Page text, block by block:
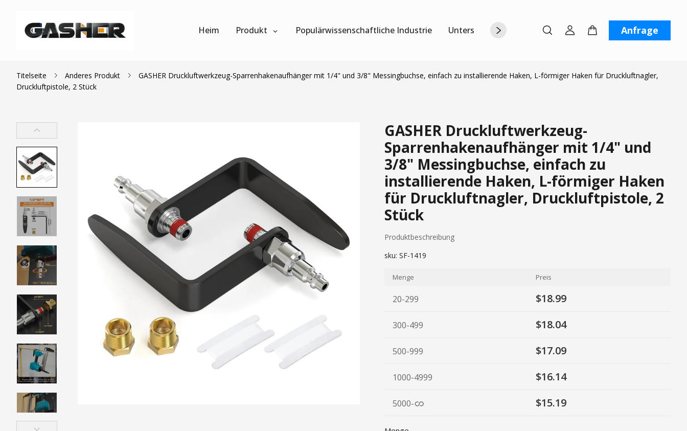
Heim Produkt Populärwissenschaftliche Industrie Unterstützung Über uns Kontaktiere unsAnfrage
Titelseite Anderes Produkt
GASHER Druckluftwerkzeug-Sparrenhakenaufhänger mit 1/4" und 3/8" Messingbuchse, einfach zu installierende Haken, L-förmiger Haken für Druckluftnagler,
Druckluftpistole, 2 Stück
GASHER Druckluftwerkzeug-
Sparrenhakenaufhänger mit 1/4" und
3/8" Messingbuchse, einfach zu
installierende Haken, L-förmiger Haken
für Druckluftnagler, Druckluftpistole, 2
Stück
Produktbeschreibung
sku: SF-1419
Menge Preis
20-299 $18.99
300-499 $18.04
500-999 $17.09
1000-4999 $16.14
5000- $15.19